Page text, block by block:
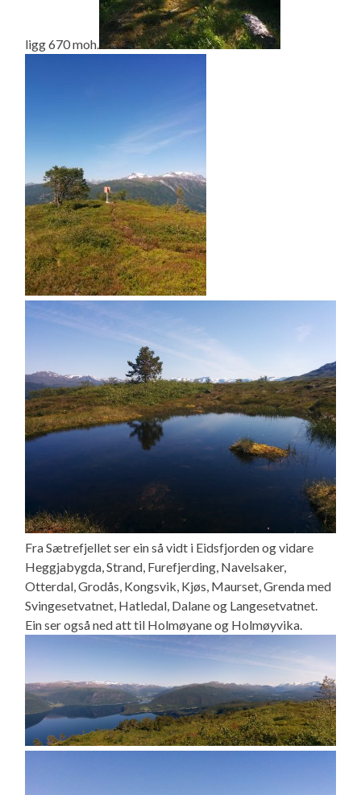
ligg 670 moh.
Fra Sætrefjellet ser ein så vidt i Eidsfjorden og vidare
Heggjabygda, Strand, Furefjerding, Navelsaker,
Otterdal, Grodås, Kongsvik, Kjøs, Maurset, Grenda med
Svingesetvatnet, Hatledal, Dalane og Langesetvatnet.
Ein ser også ned att til Holmøyane og Holmøyvika.